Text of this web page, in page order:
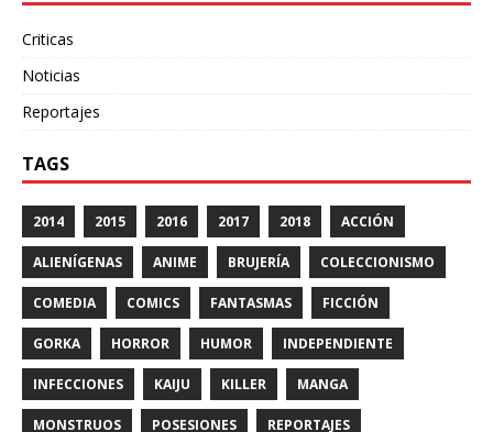
Criticas
Noticias
Reportajes
TAGS
2014 2015 2016 2017 2018 ACCIÓN
ALIENÍGENAS ANIME BRUJERÍA COLECCIONISMO
COMEDIA COMICS FANTASMAS FICCIÓN
GORKA HORROR HUMOR INDEPENDIENTE
INFECCIONES KAIJU KILLER MANGA
MONSTRUOS POSESIONES REPORTAJES